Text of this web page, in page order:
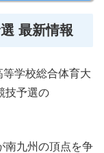
最新情報
学校総合体育大
技予選の
南九州の頂点を争